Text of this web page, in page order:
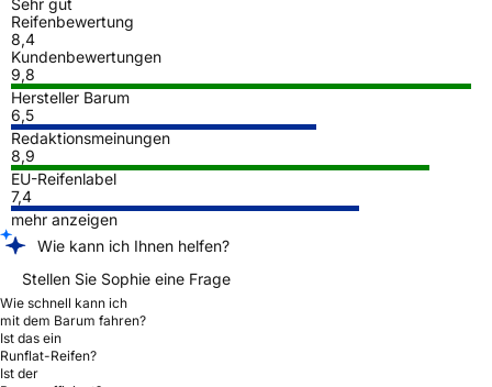
Reifenbewertung
8,4
Kundenbewertungen
9,8
Hersteller Barum
6,5
Redaktionsmeinungen
8,9
EU-Reifenlabel
7,4
mehr anzeigen
Wie kann ich Ihnen helfen?
Stellen Sie Sophie eine Frage
Wie schnell kann ich
mit dem Barum fahren?
Ist das ein
Runflat-Reifen?
Ist der